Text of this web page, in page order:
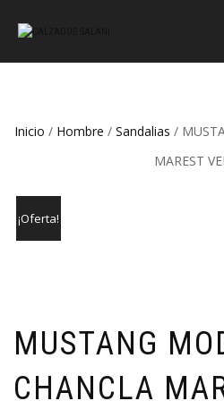
Inicio / Hombre / Sandalias /
MAREST
¡Oferta!
MUSTANG
CHANCLA